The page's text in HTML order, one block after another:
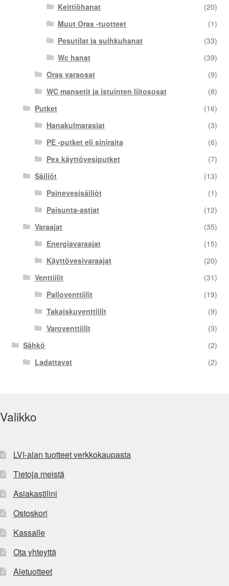
Keittiöhanat
(20)
Muut Oras -tuotteet
(1)
Pesutilat ja suihkuhanat
(33)
Wc hanat
(39)
Oras varaosat
(9)
WC mansetit ja istuinten liitososat
(8)
Putket
(16)
Hanakulmarasiat
(3)
PE -putket eli siniraita
(6)
Pex käyttövesiputket
(7)
Säiliöt
(13)
Painevesisäiliöt
(1)
Paisunta-astiat
(12)
Varaajat
(35)
Energiavaraajat
(15)
Käyttövesivaraajat
(20)
Venttiilit
(31)
Palloventtiilit
(19)
Takaiskuventtiilit
(9)
Varoventtiilit
(3)
Sähkö
(2)
Ladattavat
(2)
Valikko
LVI-alan tuotteet verkkokaupasta
Tietoja meistä
Asiakastilini
Ostoskori
Kassalle
Ota yhteyttä
Aletuotteet